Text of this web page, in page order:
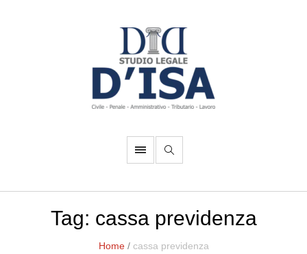
Tag: cassa previdenza
Home / cassa previdenza